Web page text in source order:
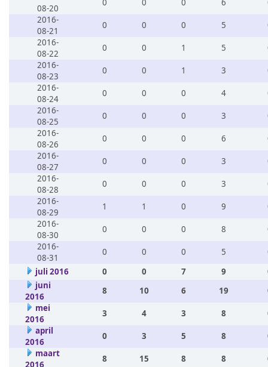
08-20
0 0 0 6
2016-
08-21
0 0 0 5
2016-
08-22
0 0 1 5
2016-
08-23
0 0 1 3
2016-
08-24
0 0 0 4
2016-
08-25
0 0 0 3
2016-
08-26
0 0 0 6
2016-
08-27
0 0 0 3
2016-
08-28
0 0 0 3
2016-
08-29
1 1 0 9
2016-
08-30
0 0 0 8
2016-
08-31
0 0 0 5
juli 2016
0 0 7 9
juni
2016
8 10 6 19
mei
2016
3 4 3 8
april
2016
0 3 5 8
maart
2016
8 15 8 8